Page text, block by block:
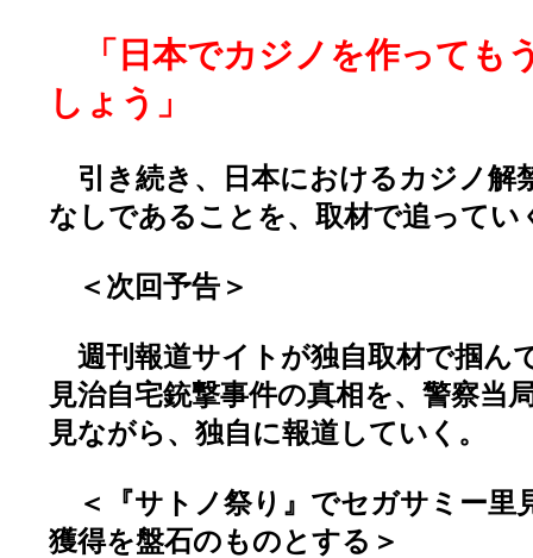
「日本でカジノを作っても
しょう」
引き続き、日本におけるカジノ解
なしであることを、取材で追ってい
＜次回予告＞
週刊報道サイトが独自取材で掴ん
見治自宅銃撃事件の真相を、警察当
見ながら、独自に報道していく。
＜『サトノ祭り』でセガサミー里
獲得を盤石のものとする＞